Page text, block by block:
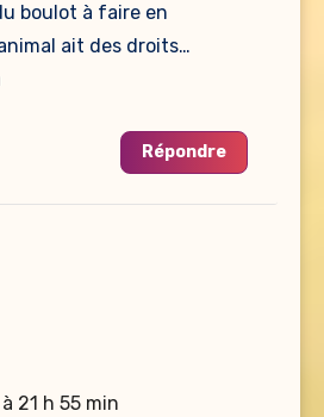
boulot à faire en
ait des droits…
Répondre
21 h 55 min